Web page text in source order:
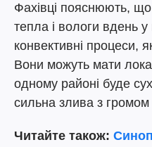
Фахівці пояснюють,
тепла і вологи вдень у
конвективні процеси,
Вони можуть мати
одному районі буде
сильна злива з громом
Читайте також: